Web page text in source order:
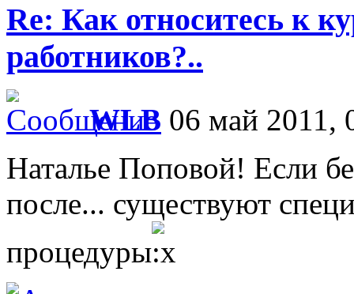
Re: Как относитесь к
работников?..
WLB 06 май 2011,
Наталье Поповой! Если
после... существуют
процедуры